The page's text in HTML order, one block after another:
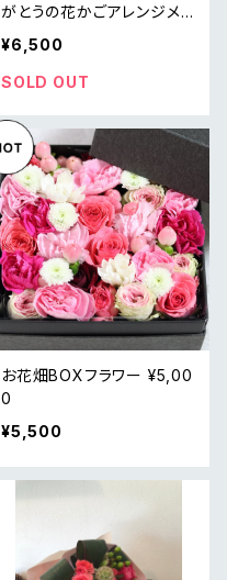
がとうの花かごアレンジメン
ト
¥6,500
SOLD OUT
お花畑BOXフラワー ¥5,00
0
¥5,500